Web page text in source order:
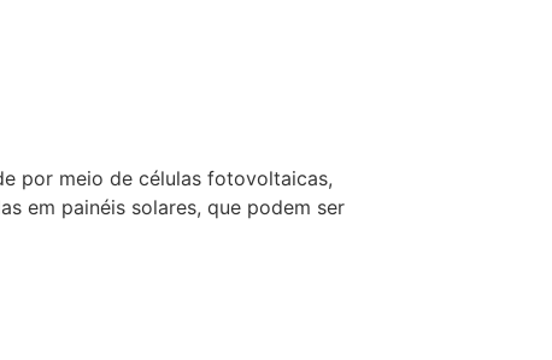
por meio de células fotovoltaicas,
em painéis solares, que podem ser